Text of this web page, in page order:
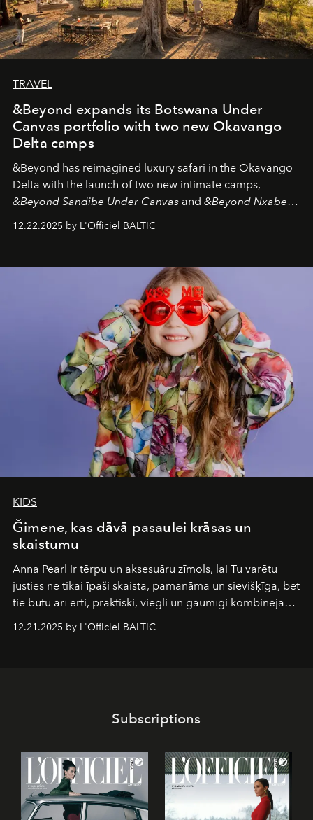
TRAVEL
&Beyond expands its Botswana Under
Canvas portfolio with two new Okavango
Delta camps
&Beyond has reimagined luxury safari in the Okavango
Delta with the launch of two new intimate camps,
&Beyond Sandibe Under Canvas and &Beyond Nxabega
&Beyond Chobe Under Canvas
iconic wild places, a journey offering a rare combination
of adventure, intimacy, and sustainability.
is not a lodge — it’s the wild, felt, heard,
and breathed — an experience where comfort and
wilderness merge so completely that you become part
12.22.2025 by L'Officiel BALTIC
KIDS
Ğimene, kas dāvā pasaulei krāsas un
skaistumu
Anna Pearl ir tērpu un aksesuāru zīmols, lai Tu varētu
justies ne tikai īpaši skaista, pamanāma un sievišķīga, bet
tie būtu arī ērti, praktiski, viegli un gaumīgi kombinējami
piedzīvojumos.
12.21.2025 by L'Officiel BALTIC
Subscriptions